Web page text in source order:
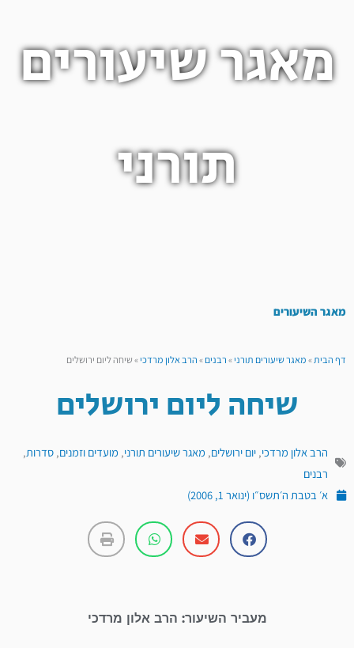
מאגר שיעורים
תורני
מאגר השיעורים
דף הבית»מאגר שיעורים תורני»רבנים»הרב אלון מרדכי»שיחה ליום ירושלים
שיחה ליום ירושלים
הרב אלון מרדכי, יום ירושלים, מאגר שיעורים תורני, מועדים וזמנים, סדרות,
רבנים
א׳ בטבת ה׳תשס״ו (ינואר 1, 2006)
מעביר השיעור: הרב אלון מרדכי